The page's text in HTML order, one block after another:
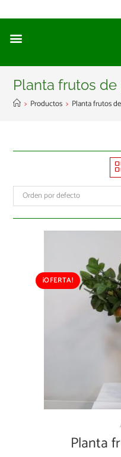
Planta frutos de
> Productos > Planta frutos
Orden por defecto
¡OFERTA!
Planta